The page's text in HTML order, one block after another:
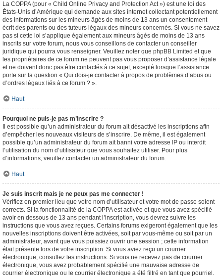
La COPPA (pour « Child Online Privacy and Protection Act ») est une loi des
États-Unis d’Amérique qui demande aux sites internet collectant potentiellement
des informations sur les mineurs âgés de moins de 13 ans un consentement
écrit des parents ou des tuteurs légaux des mineurs concernés. Si vous ne savez
pas si cette loi s’applique également aux mineurs âgés de moins de 13 ans
inscrits sur votre forum, nous vous conseillons de contacter un conseiller
juridique qui pourra vous renseigner. Veuillez noter que phpBB Limited et que
les propriétaires de ce forum ne peuvent pas vous proposer d’assistance légale
et ne doivent donc pas être contactés à ce sujet, excepté lorsque l’assistance
porte sur la question « Qui dois-je contacter à propos de problèmes d’abus ou
d’ordres légaux liés à ce forum ? ».
Haut
Pourquoi ne puis-je pas m’inscrire ?
Il est possible qu’un administrateur du forum ait désactivé les inscriptions afin
d’empêcher les nouveaux visiteurs de s’inscrire. De même, il est également
possible qu’un administrateur du forum ait banni votre adresse IP ou interdit
l’utilisation du nom d’utilisateur que vous souhaitez utiliser. Pour plus
d’informations, veuillez contacter un administrateur du forum.
Haut
Je suis inscrit mais je ne peux pas me connecter !
Vérifiez en premier lieu que votre nom d’utilisateur et votre mot de passe soient
corrects. Si la fonctionnalité de la COPPA est activée et que vous avez spécifié
avoir en dessous de 13 ans pendant l’inscription, vous devrez suivre les
instructions que vous avez reçues. Certains forums exigeront également que les
nouvelles inscriptions doivent être activées, soit par vous-même ou soit par un
administrateur, avant que vous puissiez ouvrir une session ; cette information
était présente lors de votre inscription. Si vous aviez reçu un courrier
électronique, consultez les instructions. Si vous ne recevez pas de courrier
électronique, vous avez probablement spécifié une mauvaise adresse de
courrier électronique ou le courrier électronique a été filtré en tant que pourriel.